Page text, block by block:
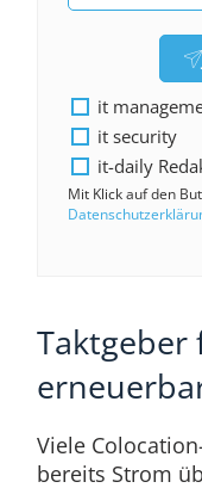
it
it security
it-daily
Mit Klick auf den
Taktgeber
Viele
bereits Strom